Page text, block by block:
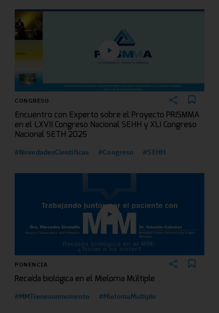
CONGRESO
Encuentro con Experto sobre el Proyecto PRISMMA
en el LXVII Congreso Nacional SEHH y XLI Congreso
Nacional SETH 2025
#NovedadesCientificas #Congreso #SEHH
PONENCIA
Recaída biológica en el Mieloma Múltiple
#MMTienesunmomento #MielomaMultiple